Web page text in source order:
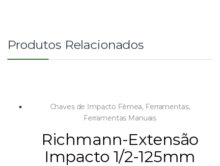
Produtos Relacionados
Chaves de Impacto Fêmea, Ferramentas,
Ferramentas Manuais
Richmann-Extensão
Impacto 1/2-125mm